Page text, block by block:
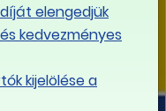
elengedjük
kedvezményes
kijelölése a